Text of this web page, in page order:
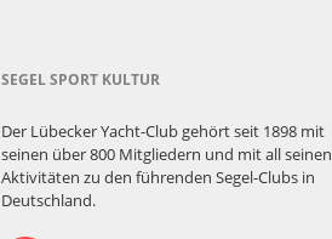
SEGEL SPORT KULTUR
Der Lübecker Yacht-Club gehört seit 1898 mit
seinen über 800 Mitgliedern und mit all seinen
Aktivitäten zu den führenden Segel-Clubs in
Deutschland.